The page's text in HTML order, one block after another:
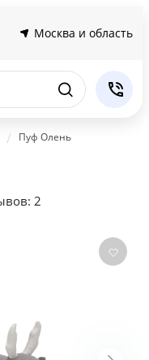
Москва и область
Пуф Олень
2